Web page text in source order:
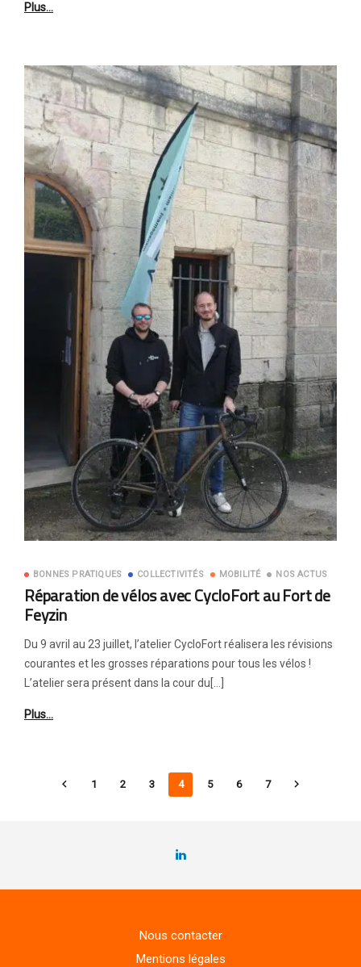
Plus…
BONNES PRATIQUES COLLECTIVITÉS MOBILITÉ NOS ACTUS
Réparation de vélos avec CycloFort au Fort de
Feyzin
Du 9 avril au 23 juillet, l’atelier CycloFort réalisera les révisions
courantes et les grosses réparations pour tous les vélos !
L’atelier sera présent dans la cour du[…]
Plus…
1 2 3 4 5 6 7
Nous contacter
Mentions légales